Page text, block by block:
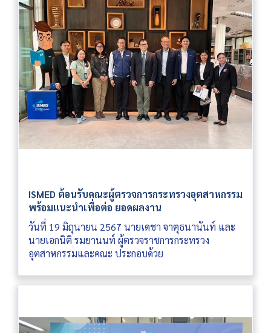
ISMED ต้อนรับคณะผู้ตรวจการกระทรวงอุตสาหกรรม
พร้อมแนะนำเพื่อต่อ ยอดผลงาน
วันที่ 19 มิถุนายน 2567 นายเดชา จาตุธนานันท์ และ
นายเอกนิติ รมยานนท์ ผู้ตรวจราชการกระทรวง
อุตสาหกรรมและคณะ ประกอบด้วย